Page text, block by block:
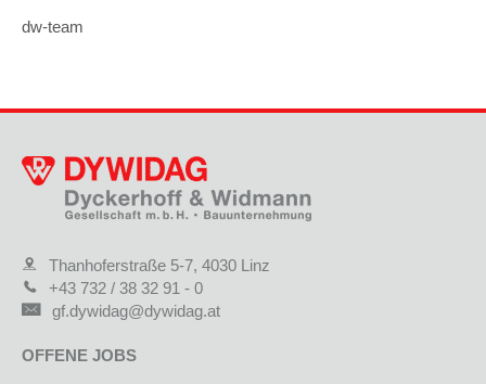
dw-team
Thanhoferstraße 5-7, 4030 Linz
+43 732 / 38 32 91 - 0
gf.dywidag@dywidag.at
OFFENE JOBS